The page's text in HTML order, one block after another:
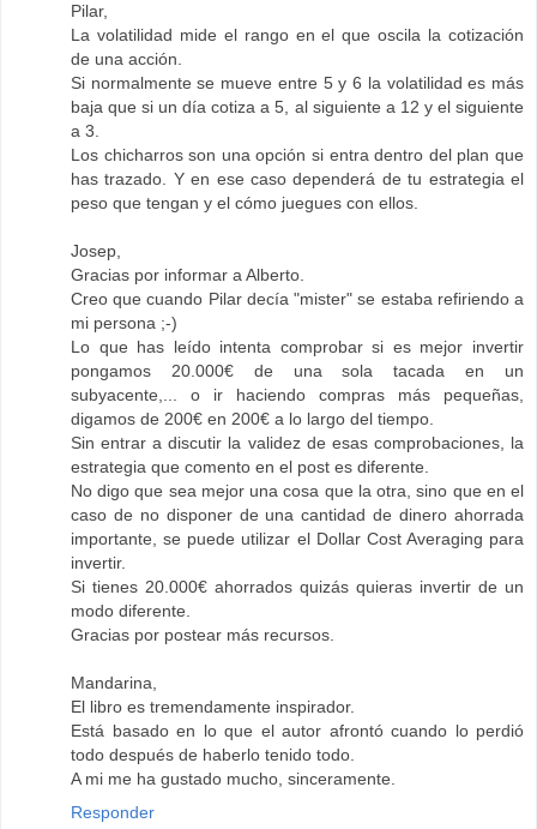
Pilar,
La volatilidad mide el rango en el que oscila la cotización
de una acción.
Si normalmente se mueve entre 5 y 6 la volatilidad es más
baja que si un día cotiza a 5, al siguiente a 12 y el siguiente
a 3.
Los chicharros son una opción si entra dentro del plan que
has trazado. Y en ese caso dependerá de tu estrategia el
peso que tengan y el cómo juegues con ellos.
Josep,
Gracias por informar a Alberto.
Creo que cuando Pilar decía "mister" se estaba refiriendo a
mi persona ;-)
Lo que has leído intenta comprobar si es mejor invertir
pongamos 20.000€ de una sola tacada en un
subyacente,... o ir haciendo compras más pequeñas,
digamos de 200€ en 200€ a lo largo del tiempo.
Sin entrar a discutir la validez de esas comprobaciones, la
estrategia que comento en el post es diferente.
No digo que sea mejor una cosa que la otra, sino que en el
caso de no disponer de una cantidad de dinero ahorrada
importante, se puede utilizar el Dollar Cost Averaging para
invertir.
Si tienes 20.000€ ahorrados quizás quieras invertir de un
modo diferente.
Gracias por postear más recursos.
Mandarina,
El libro es tremendamente inspirador.
Está basado en lo que el autor afrontó cuando lo perdió
todo después de haberlo tenido todo.
A mi me ha gustado mucho, sinceramente.
Responder